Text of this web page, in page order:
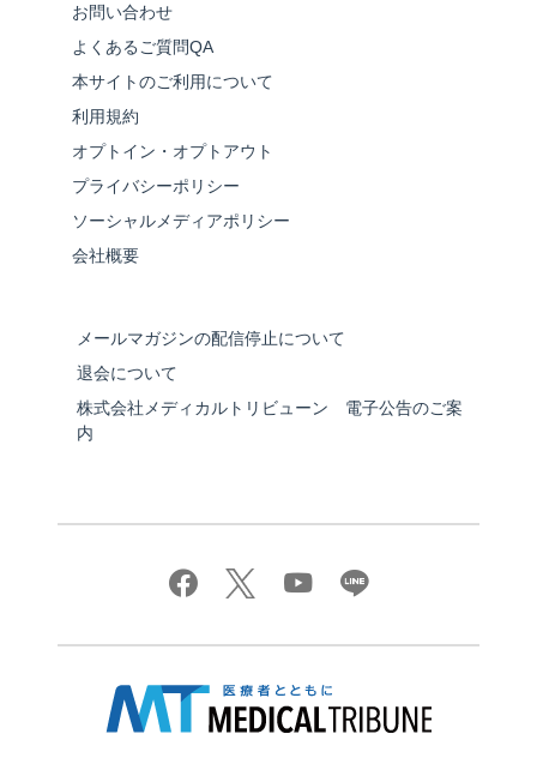
お問い合わせ
よくあるご質問QA
本サイトのご利用について
利用規約
オプトイン・オプトアウト
プライバシーポリシー
ソーシャルメディアポリシー
会社概要
メールマガジンの配信停止について
退会について
株式会社メディカルトリビューン 電子公告のご案
内